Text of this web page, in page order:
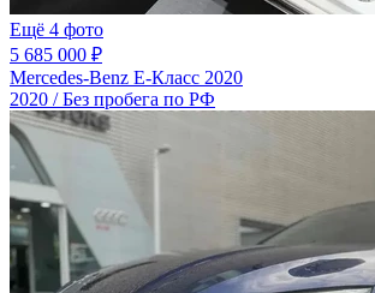
Ещё 4 фото
5 685 000 ₽
Mercedes-Benz E-Класс 2020
2020 / Без пробега по РФ